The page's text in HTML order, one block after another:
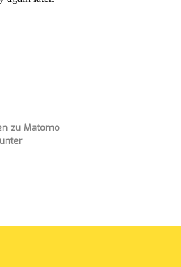
zu Matomo